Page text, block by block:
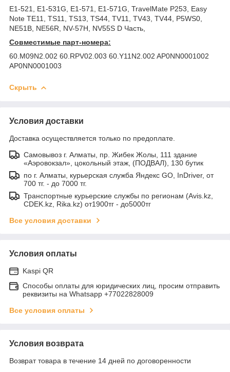
E1-521, E1-531G, E1-571, E1-571G, TravelMate P253, Easy
Note TE11, TS11, TS13, TS44, TV11, TV43, TV44, P5WS0,
NE51B, NE56R, NV-57H, NV55S D Часть,
Совместимые парт-номера:
60.M09N2.002 60.RPV02.003 60.Y11N2.002 AP0NN0001002
AP0NN0001003
Скрыть
Условия доставки
Доставка осуществляется только по предоплате.
Самовывоз г. Алматы, пр. Жибек Жолы, 111 здание
«Аэровокзал», цокольный этаж, (ПОДВАЛ), 130 бутик
по г. Алматы, курьерская служба Яндекс GO, InDriver, от
700 тг. - до 7000 тг.
Транспортные курьерские службы по регионам (Avis.kz,
CDEK.kz, Rika.kz) от1900тг - до5000тг
Все условия доставки
Условия оплаты
Kaspi QR
Способы оплаты для юридических лиц, просим отправить
реквизиты на Whatsapp +77022828009
Все условия оплаты
Условия возврата
Возврат товара в течение 14 дней по договоренности